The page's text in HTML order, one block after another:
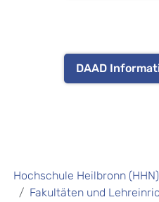
DAAD
Hochschule Heilbronn (HHN)
Fakultäten und